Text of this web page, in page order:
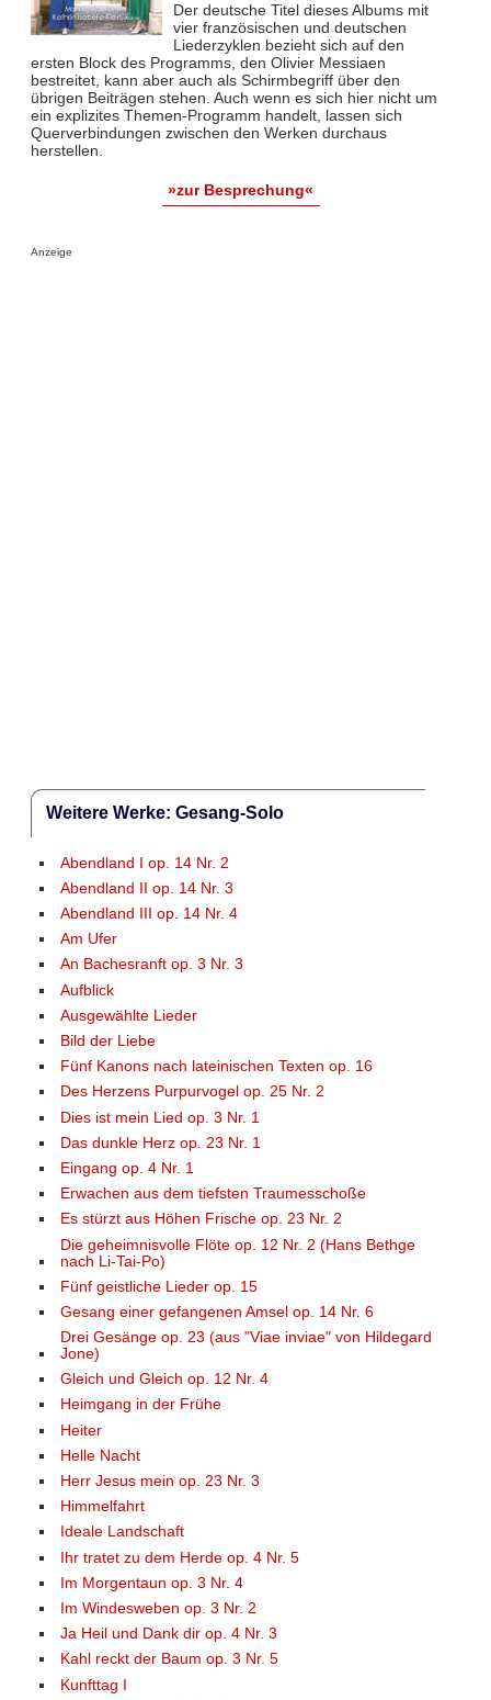
Der deutsche Titel dieses Albums mit
vier französischen und deutschen
Liederzyklen bezieht sich auf den
ersten Block des Programms, den Olivier Messiaen
bestreitet, kann aber auch als Schirmbegriff über den
übrigen Beiträgen stehen. Auch wenn es sich hier nicht um
ein explizites Themen-Programm handelt, lassen sich
Querverbindungen zwischen den Werken durchaus
herstellen.
»zur Besprechung«
Anzeige
Weitere Werke: Gesang-Solo
Abendland I op. 14 Nr. 2
Abendland II op. 14 Nr. 3
Abendland III op. 14 Nr. 4
Am Ufer
An Bachesranft op. 3 Nr. 3
Aufblick
Ausgewählte Lieder
Bild der Liebe
Fünf Kanons nach lateinischen Texten op. 16
Des Herzens Purpurvogel op. 25 Nr. 2
Dies ist mein Lied op. 3 Nr. 1
Das dunkle Herz op. 23 Nr. 1
Eingang op. 4 Nr. 1
Erwachen aus dem tiefsten Traumesschoße
Es stürzt aus Höhen Frische op. 23 Nr. 2
Die geheimnisvolle Flöte op. 12 Nr. 2 (Hans Bethge
nach Li-Tai-Po)
Fünf geistliche Lieder op. 15
Gesang einer gefangenen Amsel op. 14 Nr. 6
Drei Gesänge op. 23 (aus "Viae inviae" von Hildegard
Jone)
Gleich und Gleich op. 12 Nr. 4
Heimgang in der Frühe
Heiter
Helle Nacht
Herr Jesus mein op. 23 Nr. 3
Himmelfahrt
Ideale Landschaft
Ihr tratet zu dem Herde op. 4 Nr. 5
Im Morgentaun op. 3 Nr. 4
Im Windesweben op. 3 Nr. 2
Ja Heil und Dank dir op. 4 Nr. 3
Kahl reckt der Baum op. 3 Nr. 5
Kunfttag I